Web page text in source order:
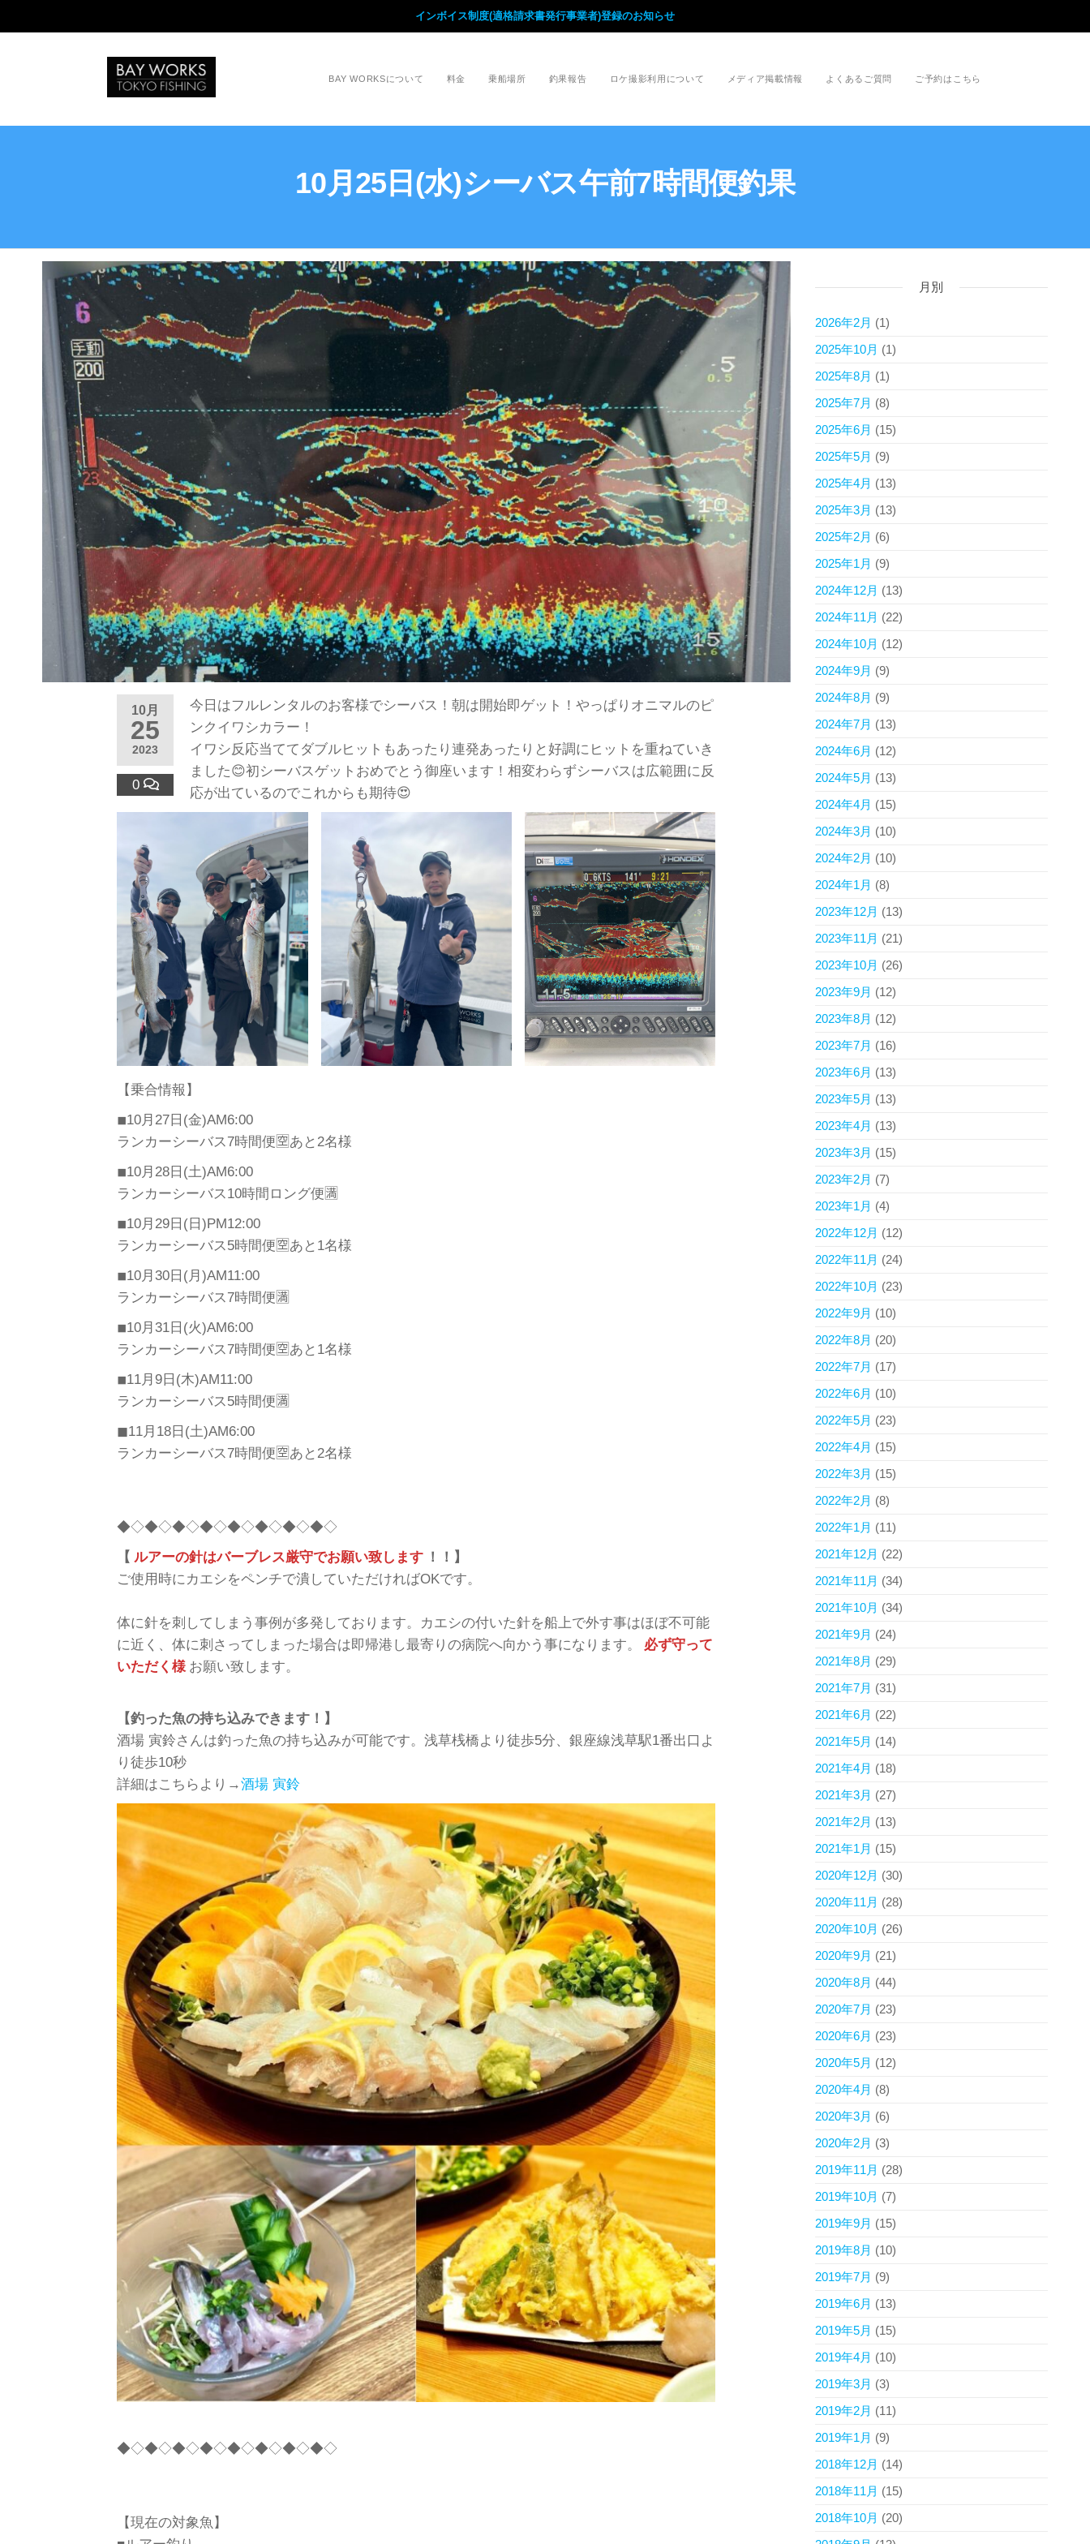
インボイス制度(適格請求書発行事業者)登録のお知らせ
BAY WORKSについて 料金 乗船場所 釣果報告 ロケ撮影利用について メディア掲載情報 よくあるご質問 ご予約はこちら
10月25日(水)シーバス午前7時間便釣果
10月
25
2023
0
今日はフルレンタルのお客様でシーバス！朝は開始即ゲット！やっぱりオニマルのピ
ンクイワシカラー！
イワシ反応当ててダブルヒットもあったり連発あったりと好調にヒットを重ねていき
ました😊初シーバスゲットおめでとう御座います！相変わらずシーバスは広範囲に反
応が出ているのでこれからも期待😍
【乗合情報】
◾︎10月27日(金)AM6:00
ランカーシーバス7時間便🈳あと2名様
◾︎10月28日(土)AM6:00
ランカーシーバス10時間ロング便🈵
◾︎10月29日(日)PM12:00
ランカーシーバス5時間便🈳あと1名様
◾︎10月30日(月)AM11:00
ランカーシーバス7時間便🈵
◾︎10月31日(火)AM6:00
ランカーシーバス7時間便🈳あと1名様
◾︎11月9日(木)AM11:00
ランカーシーバス5時間便🈵
◼︎11月18日(土)AM6:00
ランカーシーバス7時間便🈳あと2名様
◆◇◆◇◆◇◆◇◆◇◆◇◆◇◆◇
【 ルアーの針はバーブレス厳守でお願い致します ！！】
ご使用時にカエシをペンチで潰していただければOKです。
体に針を刺してしまう事例が多発しております。カエシの付いた針を船上で外す事はほぼ不可能
に近く、体に刺さってしまった場合は即帰港し最寄りの病院へ向かう事になります。
必ず守って
いただく様 お願い致します。
【釣った魚の持ち込みできます！】
酒場 寅鈴さんは釣った魚の持ち込みが可能です。浅草桟橋より徒歩5分、銀座線浅草駅1番出口よ
り徒歩10秒
詳細はこちらより→酒場 寅鈴
◆◇◆◇◆◇◆◇◆◇◆◇◆◇◆◇
【現在の対象魚】
月別
2026年2月 (1)
2025年10月 (1)
2025年8月 (1)
2025年7月 (8)
2025年6月 (15)
2025年5月 (9)
2025年4月 (13)
2025年3月 (13)
2025年2月 (6)
2025年1月 (9)
2024年12月 (13)
2024年11月 (22)
2024年10月 (12)
2024年9月 (9)
2024年8月 (9)
2024年7月 (13)
2024年6月 (12)
2024年5月 (13)
2024年4月 (15)
2024年3月 (10)
2024年2月 (10)
2024年1月 (8)
2023年12月 (13)
2023年11月 (21)
2023年10月 (26)
2023年9月 (12)
2023年8月 (12)
2023年7月 (16)
2023年6月 (13)
2023年5月 (13)
2023年4月 (13)
2023年3月 (15)
2023年2月 (7)
2023年1月 (4)
2022年12月 (12)
2022年11月 (24)
2022年10月 (23)
2022年9月 (10)
2022年8月 (20)
2022年7月 (17)
2022年6月 (10)
2022年5月 (23)
2022年4月 (15)
2022年3月 (15)
2022年2月 (8)
2022年1月 (11)
2021年12月 (22)
2021年11月 (34)
2021年10月 (34)
2021年9月 (24)
2021年8月 (29)
2021年7月 (31)
2021年6月 (22)
2021年5月 (14)
2021年4月 (18)
2021年3月 (27)
2021年2月 (13)
2021年1月 (15)
2020年12月 (30)
2020年11月 (28)
2020年10月 (26)
2020年9月 (21)
2020年8月 (44)
2020年7月 (23)
2020年6月 (23)
2020年5月 (12)
2020年4月 (8)
2020年3月 (6)
2020年2月 (3)
2019年11月 (28)
2019年10月 (7)
2019年9月 (15)
2019年8月 (10)
2019年7月 (9)
2019年6月 (13)
2019年5月 (15)
2019年4月 (10)
2019年3月 (3)
2019年2月 (11)
2019年1月 (9)
2018年12月 (14)
2018年11月 (15)
2018年10月 (20)